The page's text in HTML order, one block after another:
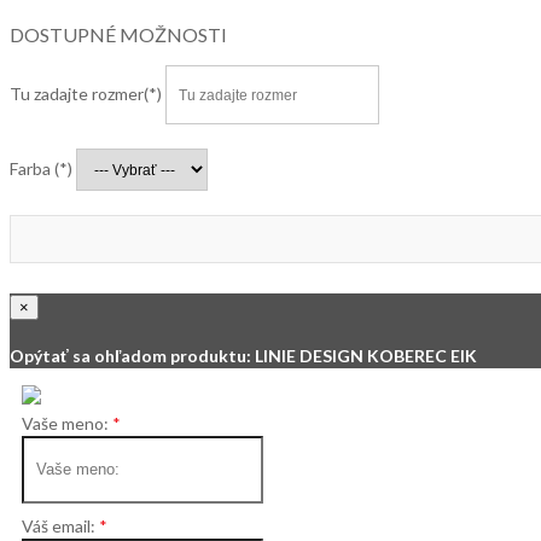
DOSTUPNÉ MOŽNOSTI
Tu zadajte rozmer
Farba
×
Opýtať sa ohľadom produktu: LINIE DESIGN KOBEREC EIK
Vaše meno:
Váš email: